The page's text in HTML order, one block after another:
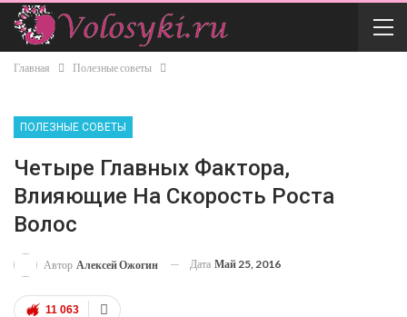
Главная Полезные советы
ПОЛЕЗНЫЕ СОВЕТЫ
Четыре Главных Фактора,
Влияющие На Скорость Роста
Волос
Автор Алексей Ожогин Дата Май 25, 2016
11 063